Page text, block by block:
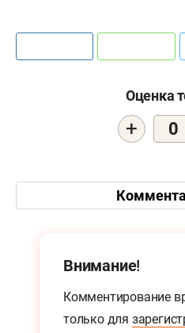
Оценка
+ 0
Внимание!
Комментирование
только для